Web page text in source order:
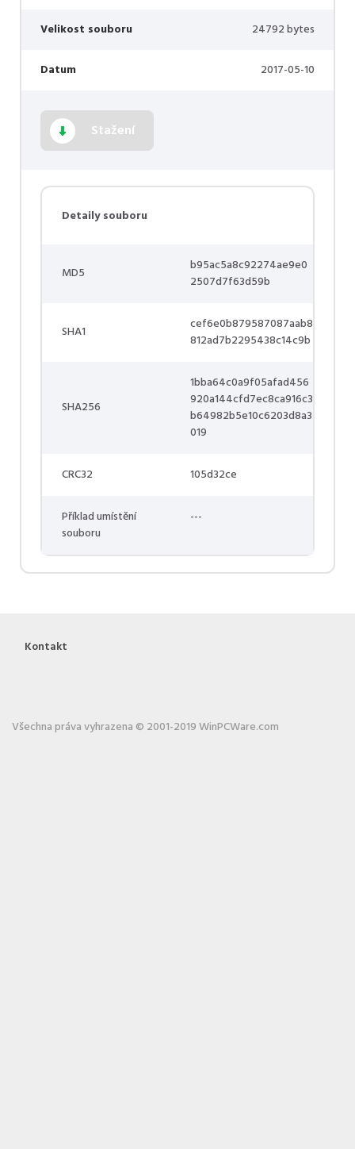
Velikost souboru 24792 bytes
Datum 2017-05-10
Stažení
Detaily souboru
MD5
b95ac5a8c92274ae9e0
2507d7f63d59b
SHA1
cef6e0b879587087aab8
812ad7b2295438c14c9b
SHA256
1bba64c0a9f05afad456
920a144cfd7ec8ca916c3
b64982b5e10c6203d8a3
019
CRC32 105d32ce
Příklad umístění
souboru
---
Kontakt
Všechna práva vyhrazena © 2001-2019 WinPCWare.com